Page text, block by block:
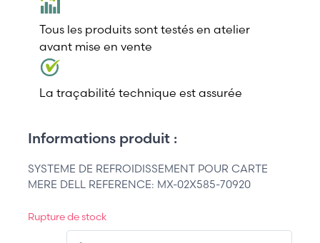
Tous les produits sont testés en atelier
avant mise en vente
La traçabilité technique est assurée
Informations produit :
SYSTEME DE REFROIDISSEMENT POUR CARTE
MERE DELL REFERENCE: MX-02X585-70920
Rupture de stock